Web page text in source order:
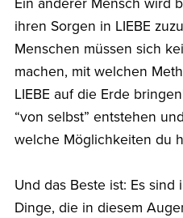
Ein anderer Mensch wird
ihren Sorgen in LIEBE
Menschen müssen sich
machen, mit welchen
LIEBE auf die Erde
“von selbst” entstehen
welche Möglichkeiten du
Und das Beste ist: Es
Dinge, die in diesem